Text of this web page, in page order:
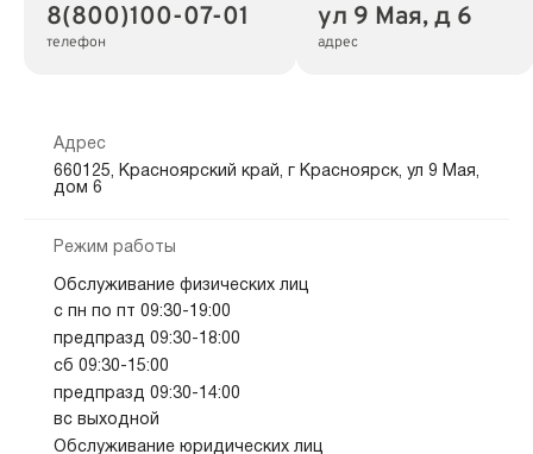
8(800)100-07-01
телефон
ул 9 Мая, д 6
адрес
Адрес
660125, Красноярский край, г Красноярск, ул 9 Мая,
дом 6
Режим работы
Обслуживание физических лиц
с пн по пт 09:30-19:00
предпразд 09:30-18:00
сб 09:30-15:00
предпразд 09:30-14:00
вс выходной
Обслуживание юридических лиц